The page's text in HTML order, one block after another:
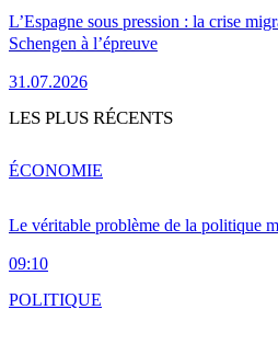
L’Espagne sous pression : la crise
Schengen à l’épreuve
31.07.2026
LES PLUS RÉCENTS
Le véritable problème de la politique
09:10
ÉCONOMIE
POLITIQUE